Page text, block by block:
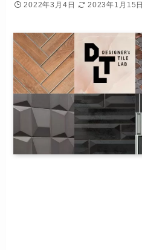
2022年3月4日 2023年1月15日